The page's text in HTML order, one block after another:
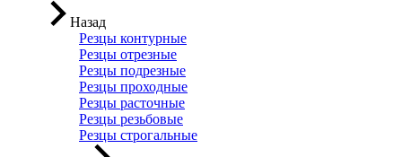
Назад
Резцы контурные
Резцы отрезные
Резцы подрезные
Резцы проходные
Резцы расточные
Резцы резьбовые
Резцы строгальные